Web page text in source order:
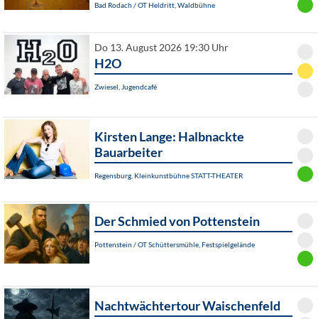
Bad Rodach / OT Heldritt, Waldbühne
Do 13. August 2026 19:30 Uhr
H2O
Zwiesel, Jugendcafé
Kirsten Lange: Halbnackte
Bauarbeiter
Regensburg, Kleinkunstbühne STATT-THEATER
Der Schmied von Pottenstein
Pottenstein / OT Schüttersmühle, Festspielgelände
Nachtwächtertour Waischenfeld